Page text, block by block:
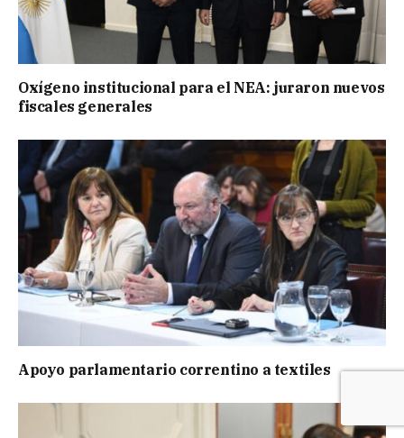
Oxígeno institucional para el NEA: juraron nuevos
fiscales generales
Apoyo parlamentario correntino a textiles